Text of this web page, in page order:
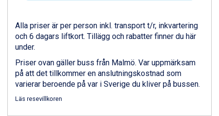
St. Anton från 11.245 kr.
Zell am See från 6.295 kr.
Canazei från 7.195 kr.
Livigno från 5.595 kr.
Ponte di Legno från 7.395 kr.
Sauze dOulx från 6.145 kr.
Alleghe från 8.545 kr.
Bad Gastein från 6.295 kr.
Alla priser är per person inkl. transport t/r, inkvartering
och 6 dagars liftkort. Tillägg och rabatter finner du här
under.
Priser ovan gäller buss från Malmö. Var uppmärksam
på att det tillkommer en anslutningskostnad som
varierar beroende på var i Sverige du kliver på bussen.
Läs resevillkoren